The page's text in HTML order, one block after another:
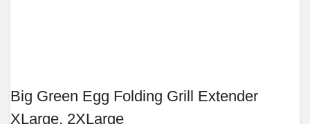
Big Green Egg Folding Grill Extender
XLarge, 2XLarge